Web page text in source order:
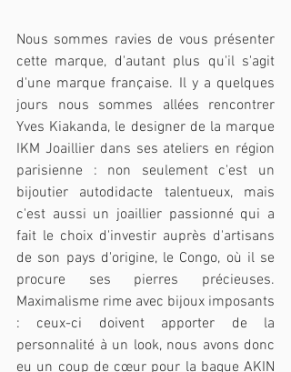
Nous sommes ravies de vous présenter
cette marque, d'autant plus qu'il s'agit
d'une marque française. Il y a quelques
jours nous sommes allées rencontrer
Yves Kiakanda, le designer de la marque
IKM Joaillier dans ses ateliers en région
parisienne : non seulement c'est un
bijoutier autodidacte talentueux, mais
c'est aussi un joaillier passionné qui a
fait le choix d'investir auprès d'artisans
de son pays d'origine, le Congo, où il se
procure ses pierres précieuses.
Maximalisme rime avec bijoux imposants
: ceux-ci doivent apporter de la
personnalité à un look, nous avons donc
eu un coup de cœur pour la bague AKIN